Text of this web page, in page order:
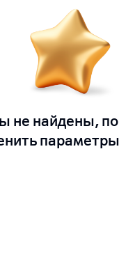
не найдены,